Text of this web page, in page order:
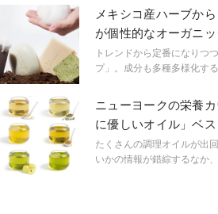
「エクストラバージン」と
と日本産のオリーブオイル
メキシコ産ハーブか
が個性的なオーガニ
トレンドから定番になりつ
プ」。成分も多種多様化す
ニューヨークの栄養
に優しいオイル」ベ
たくさんの調理オイルが出
いかの情報が錯綜するなか